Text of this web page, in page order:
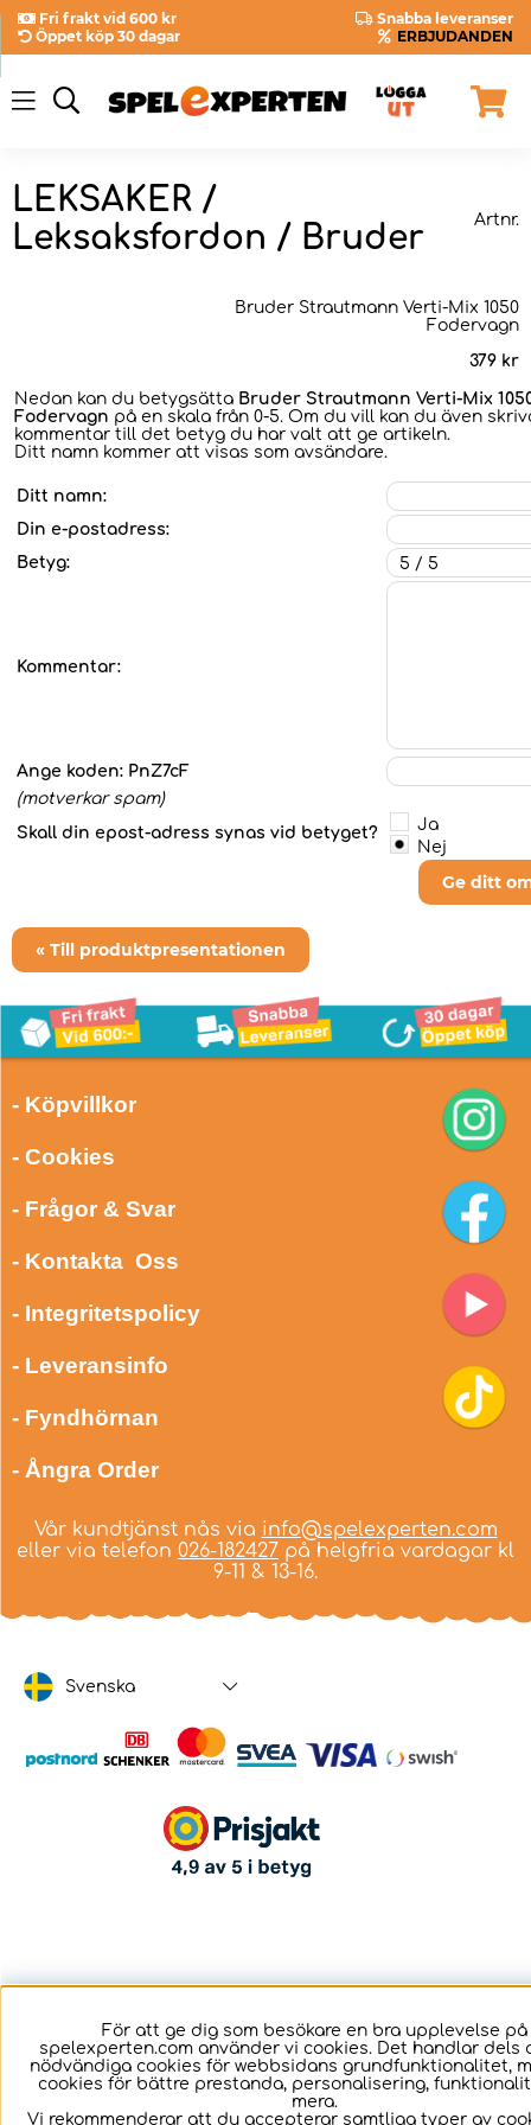
Fri frakt vid 600 kr
Snabba leveranser
Öppet köp 30 dagar
ERBJUDANDEN
LEKSAKER /
Leksaksfordon / Bruder
Artnr.
Bruder Strautmann Verti-Mix 1050
Fodervagn
379 kr
Nedan kan du betygsätta Bruder Strautmann Verti-Mix
Fodervagn på en skala från 0-5. Om du vill kan du även
kommentar till det betyg du har valt att ge artikeln.
Ditt namn kommer att visas som avsändare.
Ditt namn:
Din e-postadress:
Betyg:
Kommentar:
Ange koden: PnZ7cF
(motverkar spam)
Skall din epost-adress synas vid betyget?
Ja
Nej
Ge ditt
« Till produktpresentationen
- Köpvillkor
- Cookies
- Frågor & Svar
- Kontakta Oss
- Integritetspolicy
- Leveransinfo
- Fyndhörnan
- Ångra Order
Vår kundtjänst nås via info@spelexperten.com
eller via telefon 026-182427 på helgfria vardagar kl
9-11 & 13-16.
Svenska
För att ge dig som besökare en bra upplevelse på
spelexperten.com använder vi cookies. Det handlar dels
nödvändiga cookies för webbsidans grundfunktionalitet,
cookies för bättre prestanda, personalisering,
mera.
Vi rekommenderar att du accepterar samtliga typer av